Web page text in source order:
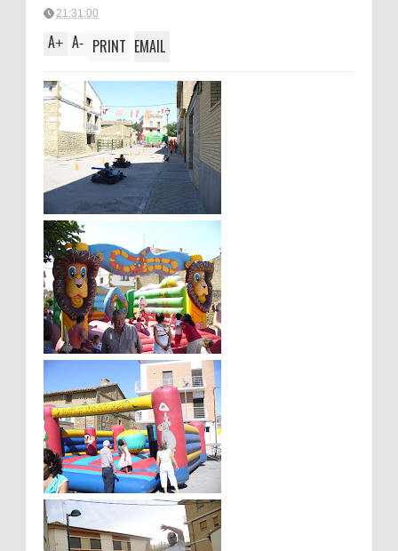
21:31:00
A+ A- PRINT EMAIL